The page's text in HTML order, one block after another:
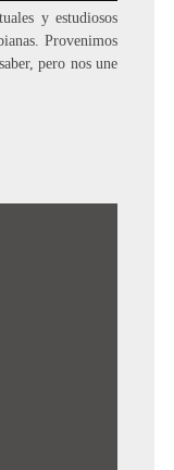
y estudiosos
Provenimos
pero nos une